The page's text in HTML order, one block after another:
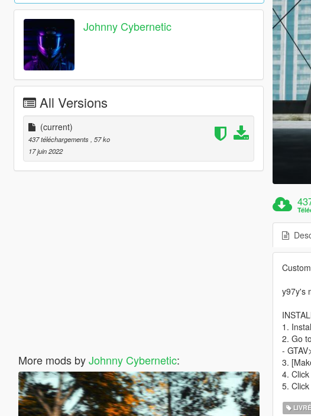
Johnny Cybernetic
All Versions
(current)
437 téléchargements , 57 ko
17 juin 2022
More mods byJohnny Cybernetic:
y97y's
1.
2. Go
-
3.
4.
5.